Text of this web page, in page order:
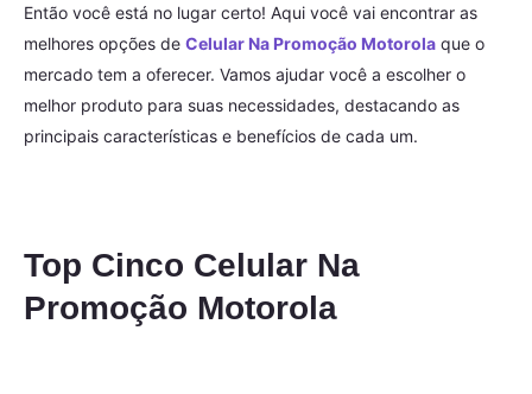
Então você está no lugar certo! Aqui você vai encontrar as
melhores opções de Celular Na Promoção Motorola que o
mercado tem a oferecer. Vamos ajudar você a escolher o
melhor produto para suas necessidades, destacando as
principais características e benefícios de cada um.
Top Cinco Celular Na
Promoção Motorola